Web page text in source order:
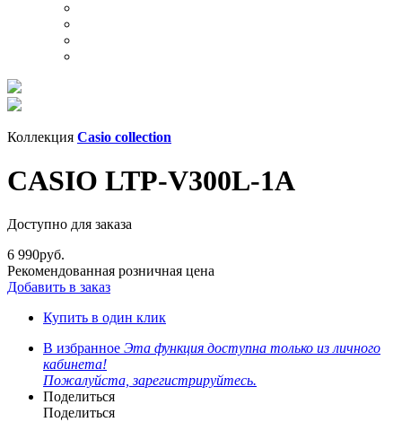
Коллекция Casio collection
CASIO LTP-V300L-1A
Доступно для заказа
6 990руб.
Рекомендованная розничная цена
Добавить в заказ
Купить в один клик
В избранное Эта функция доступна только из личного
кабинета!
Пожалуйста, зарегистрируйтесь.
Поделиться
Поделиться